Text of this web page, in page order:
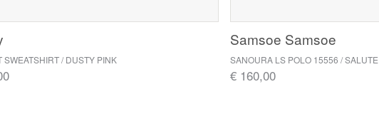
SWEATSHIRT / DUSTY PINK
Samsoe Samsoe
SANOURA LS POLO 15556 / SALUTE
€ 160,00